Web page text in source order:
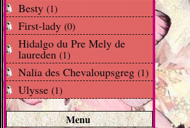
Besty (1)
First-lady (0)
Hidalgo du Pre Mely de
laureden (1)
Nalia des Chevaloupsgreg (1)
Ulysse (1)
Menu